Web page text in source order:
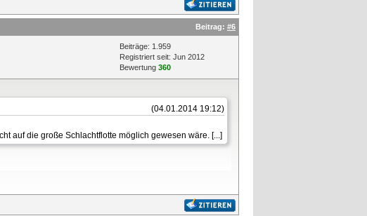
Beitrag: #6
Beiträge: 1.959
Registriert seit: Jun 2012
Bewertung 360
(04.01.2014 19:12)
auf die große Schlachtflotte möglich gewesen wäre. [...]